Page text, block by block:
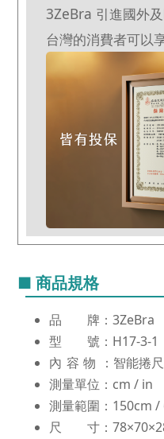
3ZeBra 引進國外
台灣的消費者可以
■ 商品規格
品 牌：3ZeBra
型 號：H17-3-1
內容物
：智能捲
測量單位：cm / in
測量範圍：150cm /
尺 寸：